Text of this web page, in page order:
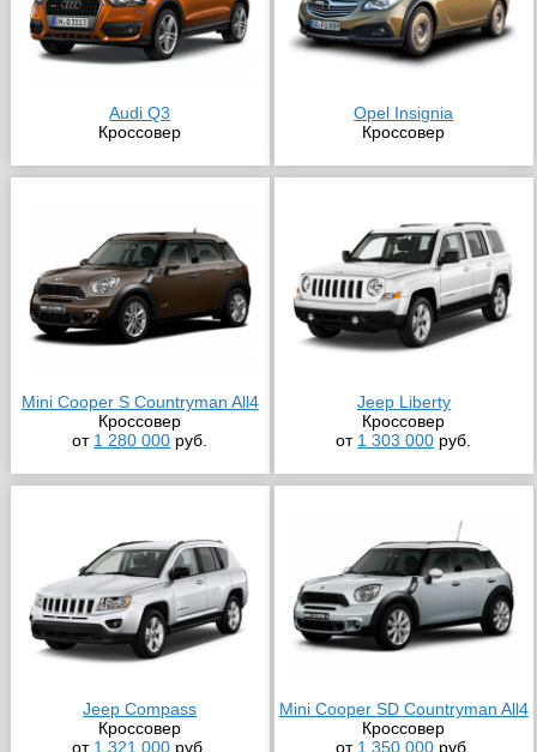
Audi Q3
Кроссовер
Opel Insignia
Кроссовер
Mini Cooper S Countryman All4
Кроссовер
от 1 280 000 руб.
Jeep Liberty
Кроссовер
от 1 303 000 руб.
Jeep Compass
Кроссовер
от 1 321 000 руб.
Mini Cooper SD Countryman All4
Кроссовер
от 1 350 000 руб.